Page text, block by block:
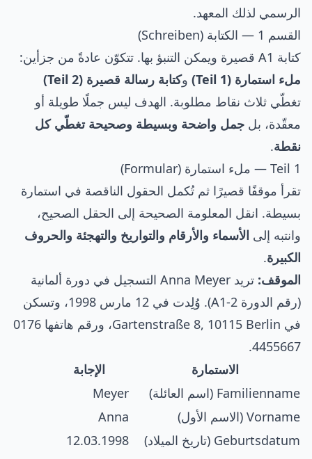
الرسمي لذلك المعهد.
القسم 1 — الكتابة (Schreiben)
كتابة A1 قصيرة ويمكن التنبؤ بها. تتكوّن عادةً من جزأين:
ملء استمارة (Teil 1)
وكتابة رسالة قصيرة (Teil 2)
تغطّي ثلاث نقاط مطلوبة. الهدف ليس جملًا طويلة أو
معقّدة، بل جمل واضحة وبسيطة وصحيحة تغطّي كل
نقطة.
Teil 1 — ملء استمارة (Formular)
تقرأ موقفًا قصيرًا ثم تُكمل الحقول الناقصة في استمارة
بسيطة. انقل المعلومة الصحيحة إلى الحقل الصحيح،
وانتبه إلى الأسماء والأرقام والتواريخ والتهجئة والحروف
الكبيرة.
الموقف:
تريد Anna Meyer التسجيل في دورة ألمانية
(رقم الدورة A1-2). وُلِدت في 12 مارس 1998، وتسكن
في Gartenstraße 8, 10115 Berlin، ورقم هاتفها 0176
4455667.
الاستمارة
الإجابة
Familienname (اسم العائلة)
Meyer
Vorname (الاسم الأول)
Anna
Geburtsdatum (تاريخ الميلاد)
12.03.1998